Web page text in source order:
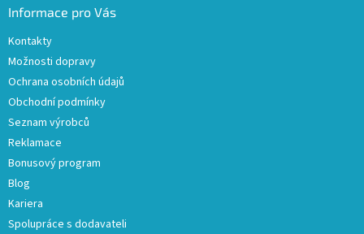
Informace pro Vás
Kontakty
Možnosti dopravy
Ochrana osobních údajů
Obchodní podmínky
Seznam výrobců
Reklamace
Bonusový program
Blog
Kariera
Spolupráce s dodavateli